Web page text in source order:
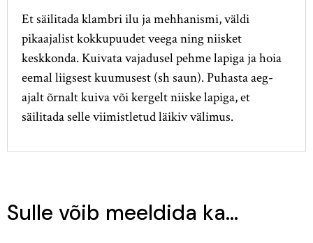
Et säilitada klambri ilu ja mehhanismi, väldi
pikaajalist kokkupuudet veega ning niisket
keskkonda. Kuivata vajadusel pehme lapiga ja hoia
eemal liigsest kuumusest (sh saun). Puhasta aeg-
ajalt õrnalt kuiva või kergelt niiske lapiga, et
säilitada selle viimistletud läikiv välimus.
Sulle võib meeldida ka…